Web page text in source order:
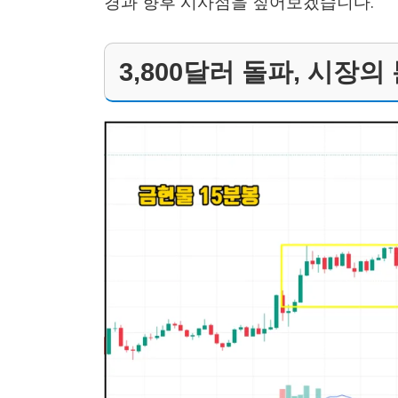
3,800달러 돌파, 시장의